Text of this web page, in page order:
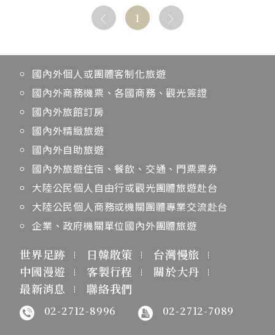
1
國內外個人或團體客制化旅遊
國內外商務機票、各國商務、觀光簽證
國內外旅館訂房
國內外精緻旅遊
國內外自助旅遊
國內外旅遊住宿、餐飲、交通、門票票券
大陸公民個人自由行或觀光團體旅遊赴台
大陸公民個人商務或機關團體專業交流赴台
企業、政府機關單位國內外團體旅遊
世界足跡 日韓散策
台灣慢旅
中國漫遊
客製行程
關於大丹
最新消息
聯絡我們
02-2712-8996 02-2712-7089